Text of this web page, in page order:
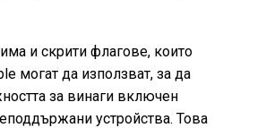
и скрити флагове, които
могат да използват, за да
за винаги включен
устройства. Това